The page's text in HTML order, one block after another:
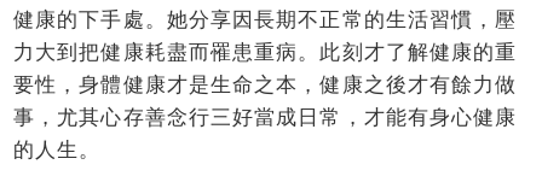
健康的下手處。她分享因長期不正常的生活習慣，壓
力大到把健康耗盡而罹患重病。此刻才了解健康的重
要性，身體健康才是生命之本，健康之後才有餘力做
事，尤其心存善念行三好當成日常，才能有身心健康
的人生。